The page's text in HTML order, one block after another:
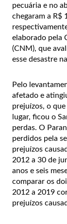
pecuária e no
chegaram a R$
elaborado pela
(CNM), que
esse desastre
Pelo
afetado e
prejuízos, o
lugar, ficou o
perdas. O
perdidos pela
prejuízos
2012 a 30 de
anos e seis
comparar os
2012 a 2019
prejuízos